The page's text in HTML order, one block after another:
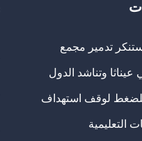
تدمير مجمع
وتناشد الدول
لوقف استهداف
التعليمية